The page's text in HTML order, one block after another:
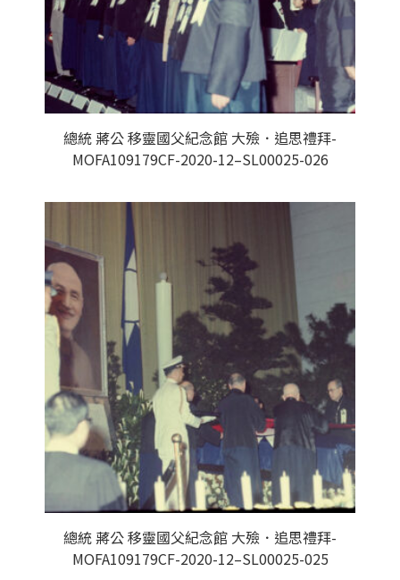
總統 蔣公 移靈國父紀念館 大殮．追思禮拜-
MOFA109179CF-2020-12–SL00025-026
總統 蔣公 移靈國父紀念館 大殮．追思禮拜-
MOFA109179CF-2020-12–SL00025-025